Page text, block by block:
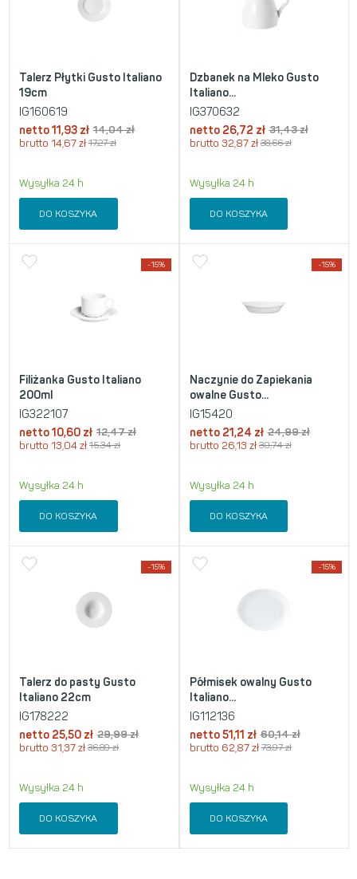
Talerz Płytki Gusto Italiano
19cm
IG160619
netto11,93 zł 14,04zł
brutto 14,67 zł 17,27zł
Wysyłka 24 h
DO KOSZYKA
Dzbanek na Mleko Gusto
Italiano...
IG370632
netto 26,72 zł 31,43zł
brutto 32,87 zł 38,66zł
Wysyłka 24 h
DO KOSZYKA
-15%
Filiżanka Gusto Italiano
200ml
IG322107
netto10,60 zł 12,47zł
brutto 13,04 zł 15,34zł
Wysyłka 24 h
DO KOSZYKA
-15%
Naczynie do Zapiekania
owalne Gusto...
IG15420
netto 21,24 zł 24,99zł
brutto 26,13 zł 30,74zł
Wysyłka 24 h
DO KOSZYKA
-15%
Talerz do pasty Gusto
Italiano 22cm
IG178222
netto 25,50 zł 29,99zł
brutto 31,37 zł 36,89zł
Wysyłka 24 h
DO KOSZYKA
-15%
Półmisek owalny Gusto
Italiano...
IG112136
netto 51,11 zł 60,14zł
brutto 62,87 zł 73,97zł
Wysyłka 24 h
DO KOSZYKA